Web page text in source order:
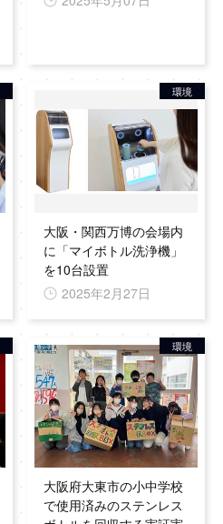
環境
大阪・関西万博の会場内
に「マイボトル洗浄機」
を10台設置
2025年2月27日
環境
大阪府大東市の小中学校
で使用済みのステンレス